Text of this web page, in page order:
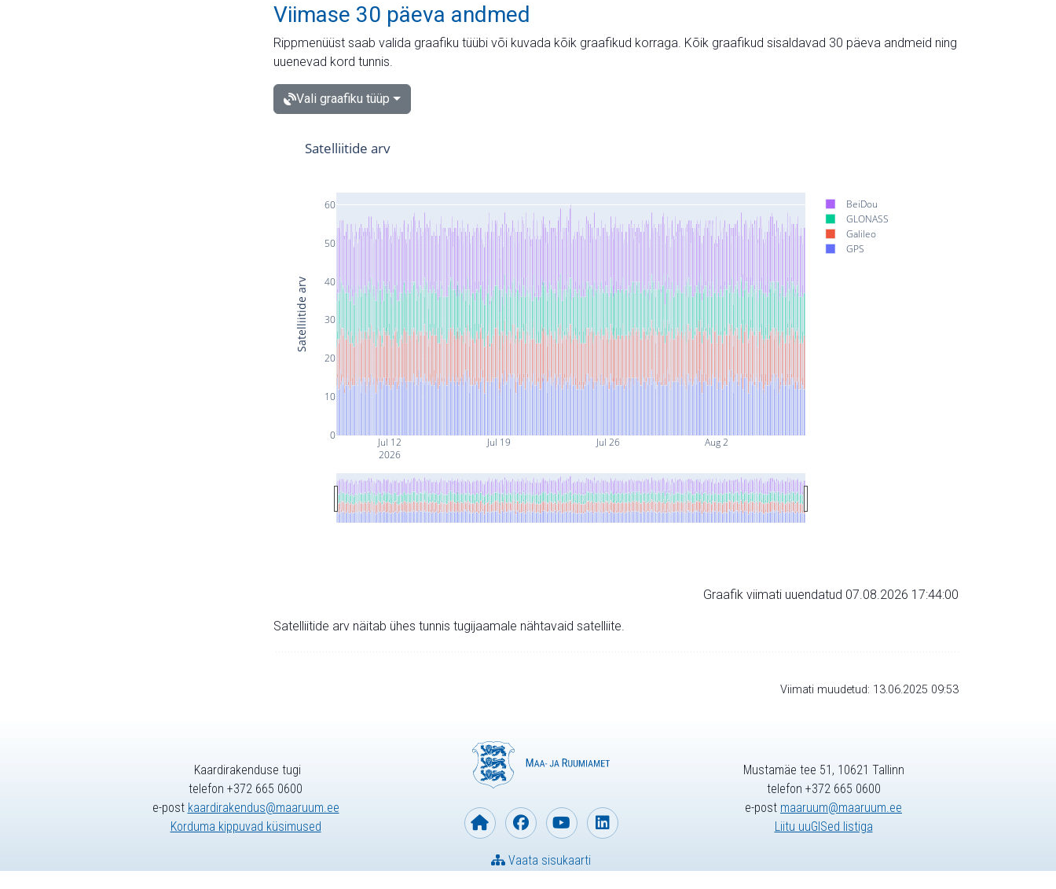
Viimase 30 päeva andmed
Rippmenüüst saab valida graafiku tüübi või kuvada kõik graafikud korraga. Kõik graafikud sisaldavad 30 päeva andmeid ning
uuenevad kord tunnis.
Vali graafiku tüüp
Jul 12
2026
Jul 19 Jul 26 Aug 2
0
10
20
30
40
50
60
BeiDou
GLONASS
Galileo
GPS
Satelliitide arv
Satelliitide arv
Graafik viimati uuendatud 07.08.2026 17:44:00
Satelliitide arv näitab ühes tunnis tugijaamale nähtavaid satelliite.
Viimati muudetud: 13.06.2025 09:53
Kaardirakenduse tugi
telefon +372 665 0600
e-post kaardirakendus@maaruum.ee
Korduma kippuvad küsimused
Vaata sisukaarti
Mustamäe tee 51, 10621 Tallinn
telefon +372 665 0600
e-post maaruum@maaruum.ee
Liitu uuGISed listiga